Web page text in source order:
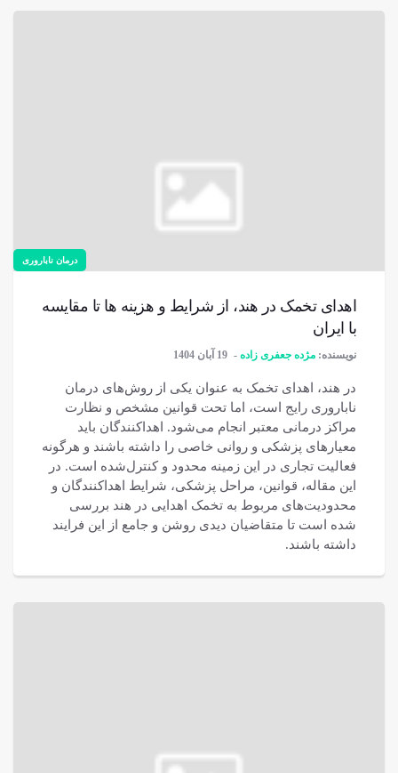
درمان ناباروری
اهدای تخمک در هند، از شرایط و هزینه ها تا مقایسه
با ایران
نویسنده: مژده جعفری زاده 19 آبان 1404
در هند، اهدای تخمک به عنوان یکی از روش‌های درمان
ناباروری رایج است، اما تحت قوانین مشخص و نظارت
مراکز درمانی معتبر انجام می‌شود. اهداکنندگان باید
معیارهای پزشکی و روانی خاصی را داشته باشند و هرگونه
فعالیت تجاری در این زمینه محدود و کنترل‌شده است. در
این مقاله، قوانین، مراحل پزشکی، شرایط اهداکنندگان و
محدودیت‌های مربوط به تخمک اهدایی در هند بررسی
شده است تا متقاضیان دیدی روشن و جامع از این فرایند
داشته باشند.